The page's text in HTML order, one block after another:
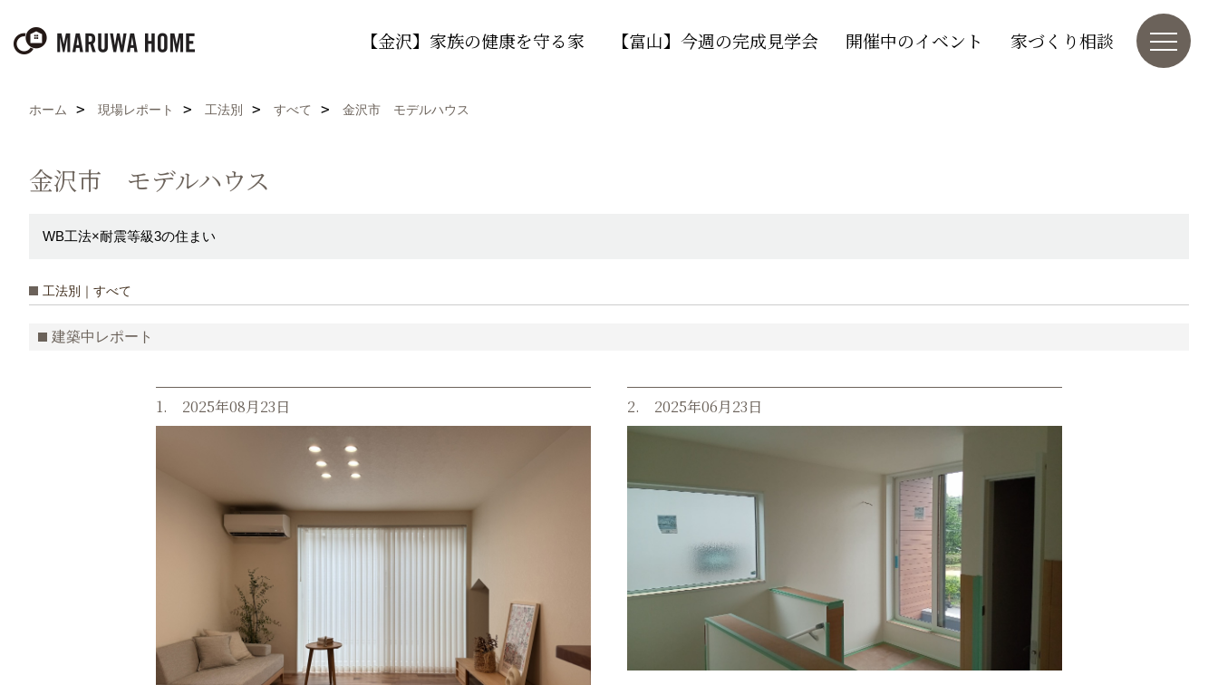
【金沢】家族の健康を守る家 【富山】今週の完成見学会 開催中のイベント 家づくり相談
ホーム 現場レポート 工法別 すべて 金沢市 モデルハウス
金沢市 モデルハウス
WB工法×耐震等級3の住まい
工法別｜すべて
建築中レポート
1. 2025年08月23日 2. 2025年06月23日